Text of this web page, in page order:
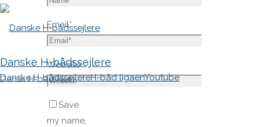
Danske H-bådssejlere
Dansk H-båd klub
Danske H-bådssejlereH-båd ligaenYoutube
Email*
Website
Save
my name,